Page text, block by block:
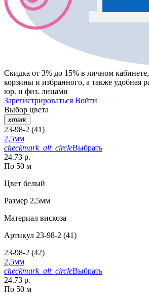
Скидка от 3% до 15% в личном
корзины и избранного, а также удобная
юр. и физ. лицами
Зарегистрироваться Войти
Выбор цвета
xmark
23-98-2 (41)
2,5мм
checkmark_alt_circleВыбрать
24.73 р.
По 50 м
Цвет белый
Размер 2,5мм
Материал вискоза
Артикул 23-98-2 (41)
23-98-2 (42)
2,5мм
checkmark_alt_circleВыбрать
24.73 р.
По 50 м